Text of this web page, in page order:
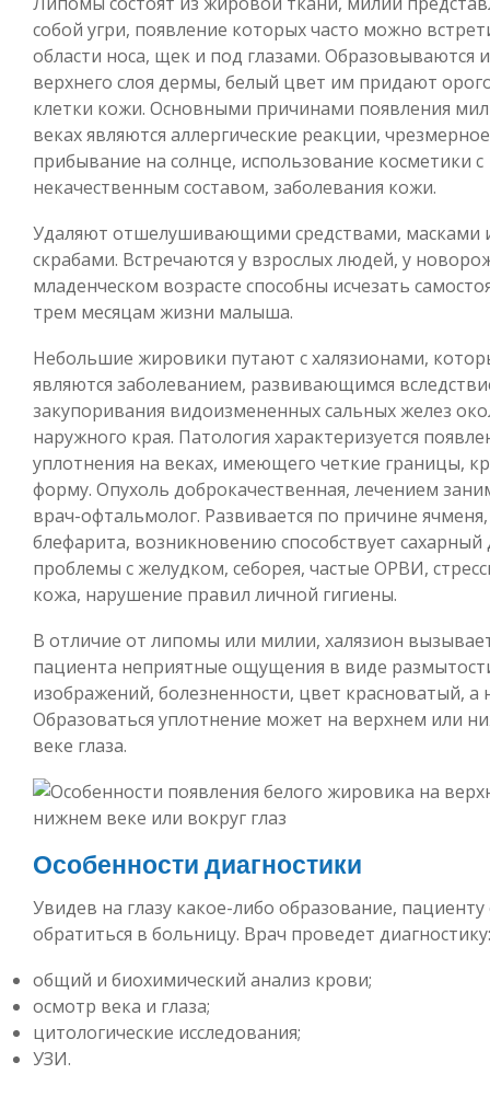
собой угри, появление которых часто можно
области носа, щек и под глазами. Образовываются
верхнего слоя дермы, белый цвет им придают
клетки кожи. Основными причинами появления
веках являются аллергические реакции, чрезмерное
прибывание на солнце, использование косметики с
некачественным составом, заболевания кожи.
Удаляют отшелушивающими средствами, масками
скрабами. Встречаются у взрослых людей, у
младенческом возрасте способны исчезать
трем месяцам жизни малыша.
Небольшие жировики путают с халязионами,
являются заболеванием, развивающимся
закупоривания видоизмененных сальных желез
наружного края. Патология характеризуется
уплотнения на веках, имеющего четкие границы,
форму. Опухоль доброкачественная, лечением
врач-офтальмолог. Развивается по причине ячменя,
блефарита, возникновению способствует сахарный
проблемы с желудком, себорея, частые ОРВИ,
кожа, нарушение правил личной гигиены.
В отличие от липомы или милии, халязион
пациента неприятные ощущения в виде
изображений, болезненности, цвет красноватый, а
Образоваться уплотнение может на верхнем или
веке глаза.
Особенности диагностики
Увидев на глазу какое-либо образование, пациенту
обратиться в больницу. Врач проведет диагностику:
общий и биохимический анализ крови;
осмотр века и глаза;
цитологические исследования;
УЗИ.